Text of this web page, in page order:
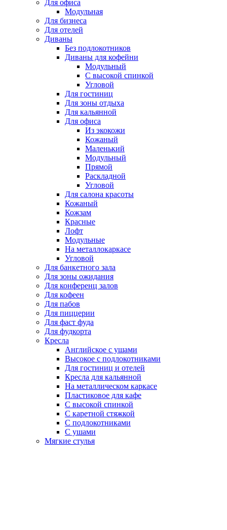
Для офиса
Модульная
Для бизнеса
Для отелей
Диваны
Без подлокотников
Диваны для кофейни
Модульный
С высокой спинкой
Угловой
Для гостиниц
Для зоны отдыха
Для кальянной
Для офиса
Из экокожи
Кожаный
Маленький
Модульный
Прямой
Раскладной
Угловой
Для салона красоты
Кожаный
Кожзам
Красные
Лофт
Модульные
На металлокаркасе
Угловой
Для банкетного зала
Для зоны ожидания
Для конференц залов
Для кофеен
Для пабов
Для пиццерии
Для фаст фуда
Для фудкорта
Кресла
Английское с ушами
Высокое с подлокотниками
Для гостиниц и отелей
Кресла для кальянной
На металлическом каркасе
Пластиковое для кафе
С высокой спинкой
С каретной стяжкой
С подлокотниками
С ушами
Мягкие стулья